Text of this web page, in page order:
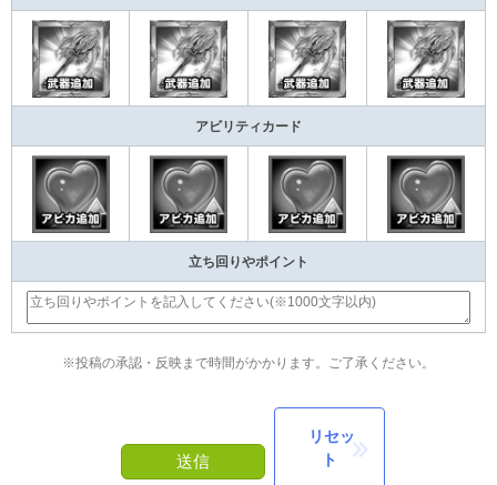
アビリティカード
立ち回りやポイント
※投稿の承認・反映まで時間がかかります。ご了承ください。
送信
リセッ
ト